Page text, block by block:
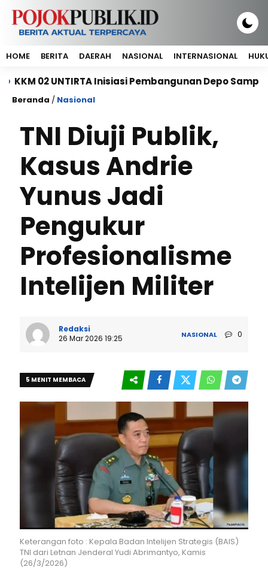
HOME BERITA DAERAH NASIONAL INTERNASIONAL
Inisiasi Pembangunan Depo Sampah di
Beranda / Nasional
TNI Diuji Publik,
Kasus Andrie
Yunus Jadi
Pengukur
Profesionalisme
Intelijen Militer
Redaksi
26 Mar 2026 19:25
NASIONAL 0
5 MENIT MEMBACA
Keterangan foto : Kepala Badan Intelijen Strategis (BAIS)
TNI dari Letnan Jenderal Yudi Abrimantyo, Kamis
(26/3/2026)